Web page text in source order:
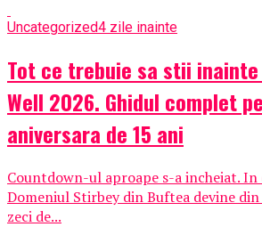
Uncategorized4 zile inainte
Tot ce trebuie sa stii inainte
Well 2026. Ghidul complet
aniversara de 15 ani
Countdown-ul aproape s-a incheiat. In
Domeniul Stirbey din Buftea devine
zeci de...